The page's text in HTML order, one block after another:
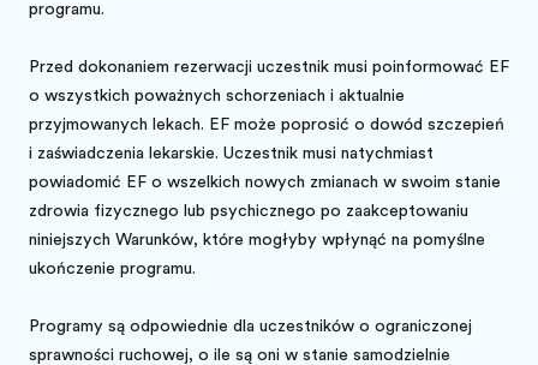
programu.
Przed dokonaniem rezerwacji uczestnik musi poinformować EF
o wszystkich poważnych schorzeniach i aktualnie
przyjmowanych lekach. EF może poprosić o dowód szczepień
i zaświadczenia lekarskie. Uczestnik musi natychmiast
powiadomić EF o wszelkich nowych zmianach w swoim stanie
zdrowia fizycznego lub psychicznego po zaakceptowaniu
niniejszych Warunków, które mogłyby wpłynąć na pomyślne
ukończenie programu.
Programy są odpowiednie dla uczestników o ograniczonej
sprawności ruchowej, o ile są oni w stanie samodzielnie